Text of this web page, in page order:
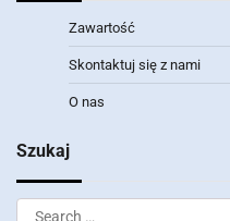
Zawartość
Skontaktuj się z nami
O nas
Szukaj
Search